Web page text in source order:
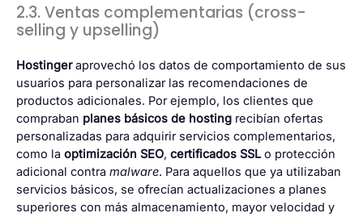
2.3. Ventas complementarias (cross-
selling y upselling)
Hostingeraprovechó los datos de comportamiento de sus
usuarios para personalizar las recomendaciones de
productos adicionales. Por ejemplo, los clientes que
compraban planes básicos de hosting recibían ofertas
personalizadas para adquirir servicios complementarios,
como la optimización SEO, certificados SSLo protección
adicional contra malware. Para aquellos que ya utilizaban
servicios básicos, se ofrecían actualizaciones a planes
superiores con más almacenamiento, mayor velocidad y